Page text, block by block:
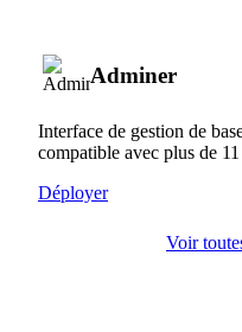
Adminer
Interface de gestion de
compatible avec plus de 11
Déployer
Voir